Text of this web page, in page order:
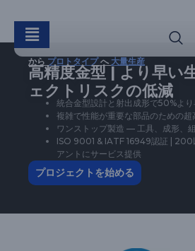
から プロトタイプへ 大量生産
高精度金型 | より早い
ェクトリスクの低減
統合金型設計と射出成形で50%よ
複雑で性能が重要な部品のための
ワンストップ製造 — 工具、成形、
ISO 9001 & IATF 16949認証 | 200
アントにサービス提供
プロジェクトを始める